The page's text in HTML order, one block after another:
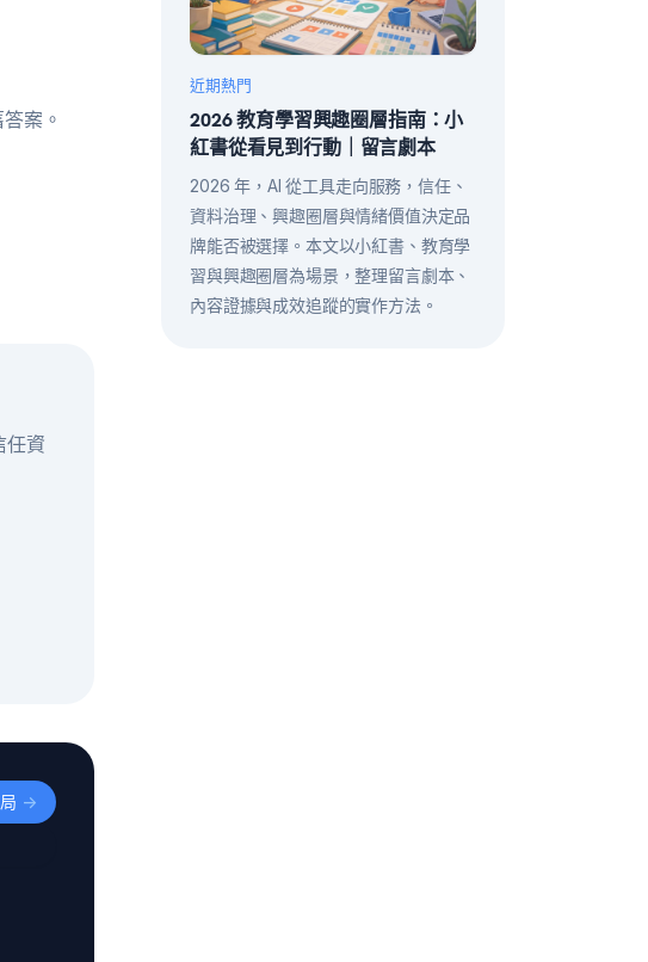
案。
任資
->
近期熱門
2026 教育學習興趣圈層指南：小
紅書從看見到行動｜留言劇本
2026 年，AI 從工具走向服務，信任、
資料治理、興趣圈層與情緒價值決定品
牌能否被選擇。本文以小紅書、教育學
習與興趣圈層為場景，整理留言劇本、
內容證據與成效追蹤的實作方法。